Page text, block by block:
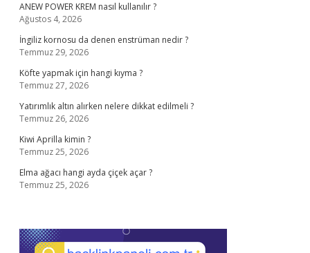
ANEW POWER KREM nasıl kullanılır ?
Ağustos 4, 2026
İngiliz kornosu da denen enstrüman nedir ?
Temmuz 29, 2026
Köfte yapmak için hangi kıyma ?
Temmuz 27, 2026
Yatırımlık altın alırken nelere dikkat edilmeli ?
Temmuz 26, 2026
Kiwi Aprilla kimin ?
Temmuz 25, 2026
Elma ağacı hangi ayda çiçek açar ?
Temmuz 25, 2026